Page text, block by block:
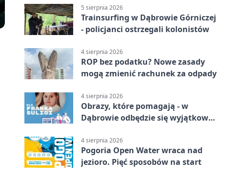
5 sierpnia 2026
Trainsurfing w Dąbrowie Górniczej
- policjanci ostrzegali kolonistów
4 sierpnia 2026
ROP bez podatku? Nowe zasady
mogą zmienić rachunek za odpady
4 sierpnia 2026
Obrazy, które pomagają - w
Dąbrowie odbędzie się wyjątkowa
4 sierpnia 2026
Pogoria Open Water wraca nad
jezioro. Pięć sposobów na start